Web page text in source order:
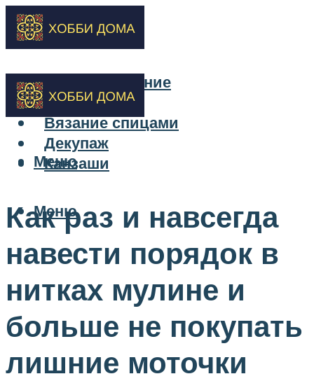
Бисероплетение
Вышивка
Вязание спицами
Декупаж
Канзаши
Меню
Меню
Как раз и навсегда
навести порядок в
нитках мулине и
больше не покупать
лишние моточки